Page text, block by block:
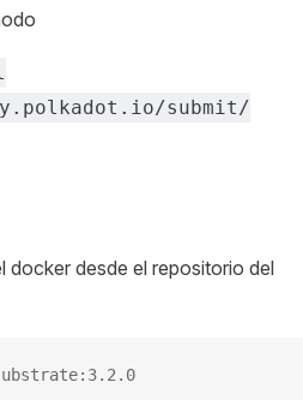
submit/
docker desde el repositorio del